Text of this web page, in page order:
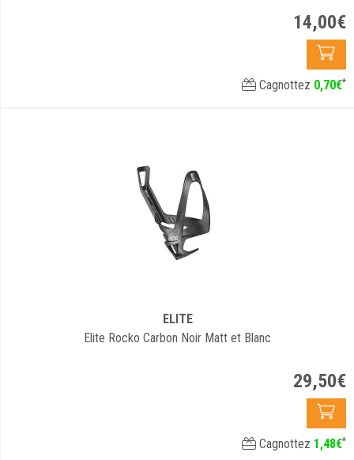
14,00€
Cagnottez 0,70€*
ELITE
Elite Rocko Carbon Noir Matt et Blanc
29,50€
Cagnottez 1,48€*